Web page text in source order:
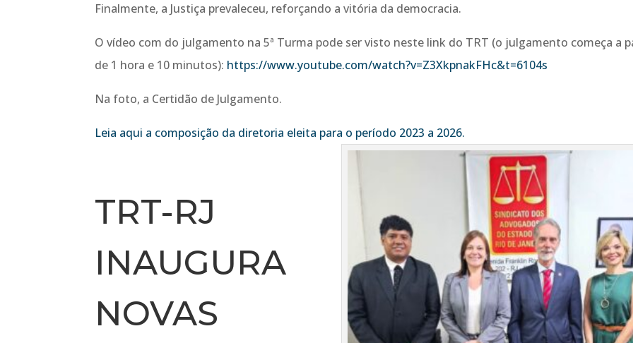
Finalmente, a Justiça prevaleceu, reforçando a vitória da democracia.
O vídeo com do julgamento na 5ª Turma pode ser visto neste link do TRT (o julgamento começa a
de 1 hora e 10 minutos): https://www.youtube.com/watch?v=Z3XkpnakFHc&t=6104s
Na foto, a Certidão de Julgamento.
Leia aqui a composição da diretoria eleita para o período 2023 a 2026.
TRT-RJ
INAUGURA
NOVAS